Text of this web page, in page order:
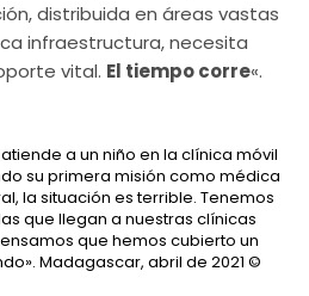
distribuida en áreas vastas
infraestructura, necesita
vital. El tiempo corre«.
a un niño en la clínica móvil
su primera misión como médica
la situación es terrible. Tenemos
que llegan a nuestras clínicas
que hemos cubierto un
Madagascar, abril de 2021 ©